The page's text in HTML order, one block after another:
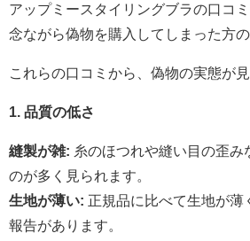
アップミースタイリングブラの口コ
念ながら偽物を購入してしまった方
これらの口コミから、偽物の実態が見
1. 品質の低さ
縫製が雑: 糸のほつれや縫い目の歪み
のが多く見られます。
生地が薄い: 正規品に比べて生地が薄
報告があります。